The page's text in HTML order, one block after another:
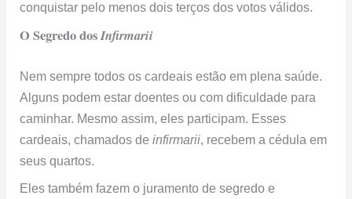
conquistar pelo menos dois terços dos votos válidos.
O Segredo dosInfirmarii
Nem sempre todos os cardeais estão em plena saúde.
Alguns podem estar doentes ou com dificuldade para
caminhar. Mesmo assim, eles participam. Esses
cardeais, chamados deinfirmarii, recebem a cédula em
seus quartos.
Eles também fazem o juramento de segredo e